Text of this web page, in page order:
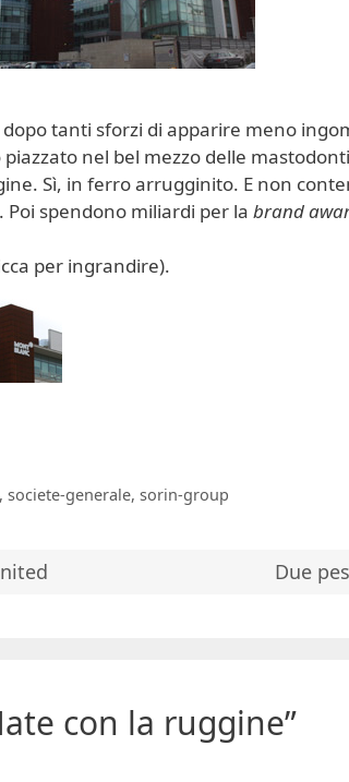
dopo tanti sforzi di apparire meno
nel bel mezzo delle
Sì, in ferro arrugginito. E non
spendono miliardi per la brand
per ingrandire).
societe-generale, sorin-group
Due
con la ruggine”